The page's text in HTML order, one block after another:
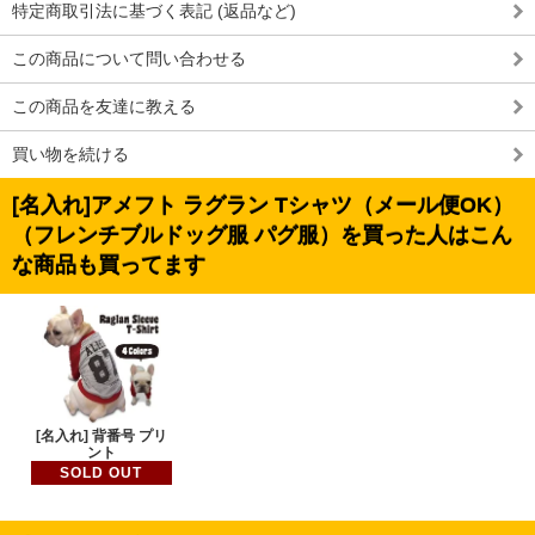
特定商取引法に基づく表記 (返品など)
この商品について問い合わせる
この商品を友達に教える
買い物を続ける
[名入れ]アメフト ラグラン Tシャツ（メール便OK）
（フレンチブルドッグ服 パグ服）を買った人はこん
な商品も買ってます
[名入れ] 背番号 プリ
ント
SOLD OUT